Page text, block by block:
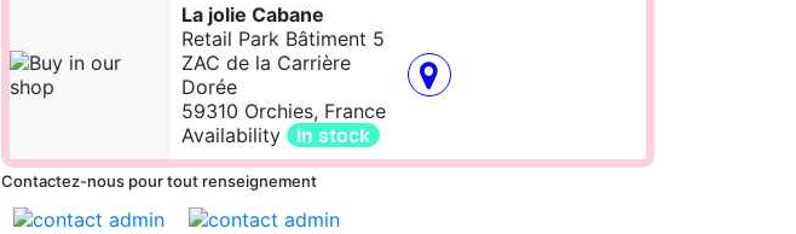
La jolie Cabane
Retail Park Bâtiment 5
ZAC de la Carrière
Dorée
59310 Orchies, France
Availability
In stock
Contactez-nous pour tout renseignement